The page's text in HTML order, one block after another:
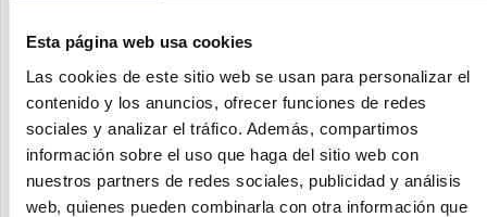
Esta página web usa cookies
Las cookies de este sitio web se usan para personalizar el
contenido y los anuncios, ofrecer funciones de redes
sociales y analizar el tráfico. Además, compartimos
información sobre el uso que haga del sitio web con
nuestros partners de redes sociales, publicidad y análisis
web, quienes pueden combinarla con otra información que
Solicite un precio
SOLICITE UN PRECIO
Recordar Solicitud de oferta de articulo
Fabricante No: C8S58A